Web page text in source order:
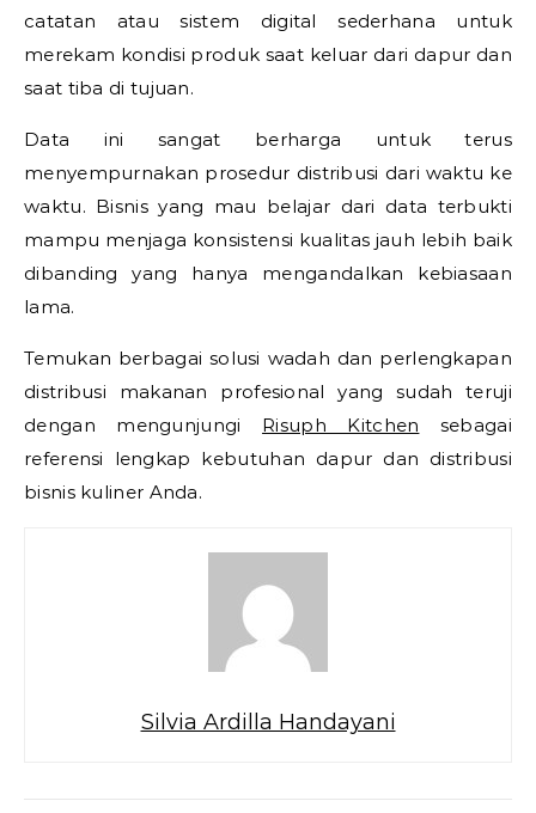
catatan atau sistem digital sederhana untuk
merekam kondisi produk saat keluar dari dapur dan
saat tiba di tujuan.
Data ini sangat berharga untuk terus
menyempurnakan prosedur distribusi dari waktu ke
waktu. Bisnis yang mau belajar dari data terbukti
mampu menjaga konsistensi kualitas jauh lebih baik
dibanding yang hanya mengandalkan kebiasaan
lama.
Temukan berbagai solusi wadah dan perlengkapan
distribusi makanan profesional yang sudah teruji
dengan mengunjungi Risuph Kitchen sebagai
referensi lengkap kebutuhan dapur dan distribusi
bisnis kuliner Anda.
Silvia Ardilla Handayani